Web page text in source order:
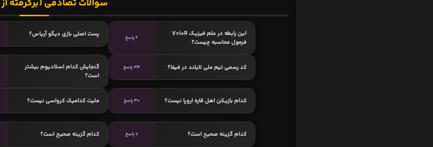
سوالات تصادفی (برگرفته
این رابطه در علم فیزیک V=I×R
فرمول محاسبه چیست؟
6 پاسخ پست اصلی بازی دیگو آریاس؟
کد رسمی تیم ملی تایلند در فیفا؟ 164 پاسخ
گنجایش کدام استادیوم بیشتر
است؟
کدام بازیکن اهل قاره اروپا نیست؟ 30 پاسخ ملیت کدامیک کرواسی نیست؟
کدام گزینه صحیح است؟ 7 پاسخ کدام گزینه صحیح است؟